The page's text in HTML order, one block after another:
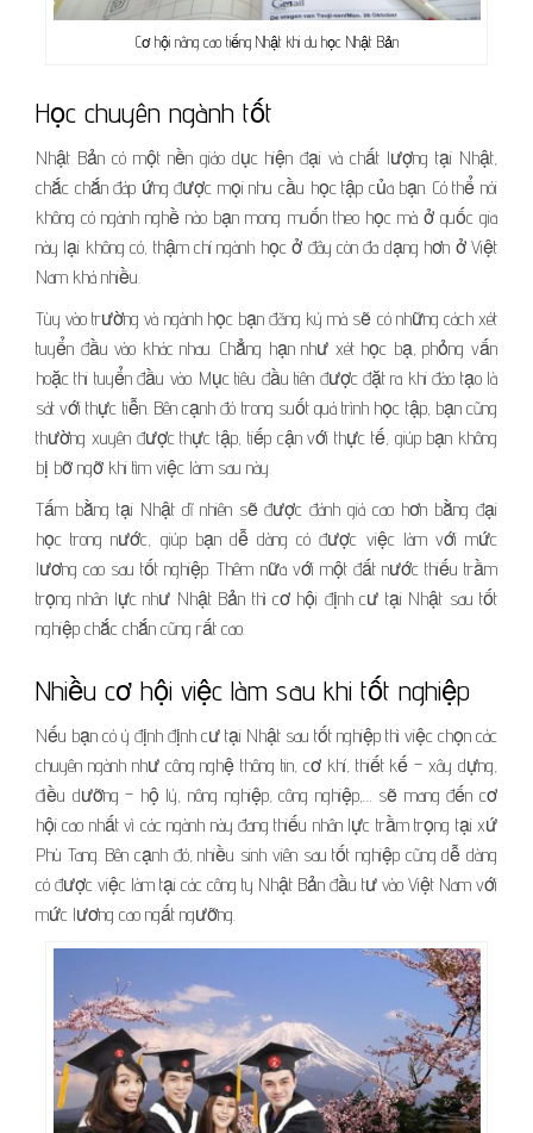
Cơ hội nâng cao tiếng Nhật khi du học Nhật Bản
Học chuyên ngành tốt
Nhật Bản có một nền giáo dục hiện đại và chất lượng tại Nhật,
chắc chắn đáp ứng được mọi nhu cầu học tập của bạn. Có thể nói
không có ngành nghề nào bạn mong muốn theo học mà ở quốc gia
này lại không có, thậm chí ngành học ở đây còn đa dạng hơn ở Việt
Nam khá nhiều.
Tùy vào trường và ngành học bạn đăng ký mà sẽ có những cách xét
tuyển đầu vào khác nhau. Chẳng hạn như xét học bạ, phỏng vấn
hoặc thi tuyển đầu vào. Mục tiêu đầu tiên được đặt ra khi đào tạo là
sát với thực tiễn. Bên cạnh đó trong suốt quá trình học tập, bạn cũng
thường xuyên được thực tập, tiếp cận với thực tế, giúp bạn không
bị bỡ ngỡ khi tìm việc làm sau này.
Tấm bằng tại Nhật dĩ nhiên sẽ được đánh giá cao hơn bằng đại
học trong nước, giúp bạn dễ dàng có được việc làm với mức
lương cao sau tốt nghiệp. Thêm nữa với một đất nước thiếu trầm
trọng nhân lực như Nhật Bản thì cơ hội định cư tại Nhật sau tốt
nghiệp chắc chắn cũng rất cao.
Nhiều cơ hội việc làm sau khi tốt nghiệp
Nếu bạn có ý định định cư tại Nhật sau tốt nghiệp thì việc chọn các
chuyên ngành như công nghệ thông tin, cơ khí, thiết kế – xây dựng,
điều dưỡng – hộ lý, nông nghiệp, công nghiệp,… sẽ mang đến cơ
hội cao nhất vì các ngành này đang thiếu nhân lực trầm trọng tại xứ
Phù Tang. Bên cạnh đó, nhiều sinh viên sau tốt nghiệp cũng dễ dàng
có được việc làm tại các công ty Nhật Bản đầu tư vào Việt Nam với
mức lương cao ngất ngưỡng.